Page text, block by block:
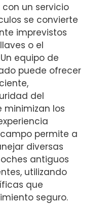
un servicio
se convierte
imprevistos
o el
equipo de
puede ofrecer
del
minimizan los
permite a
diversas
antiguos
utilizando
que
seguro.